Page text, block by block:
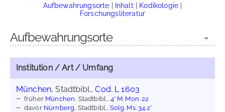
Aufbewahrungsorte | Inhalt | Kodikologie |
Forschungsliteratur
Aufbewahrungsorte
Institution / Art / Umfang
München, Stadtbibl.,Cod. L 1603
früher München , Stadtbibl., 4° M. Mon. 22
davor Nürnberg , Stadtbibl., Solg. Ms. 34.2°